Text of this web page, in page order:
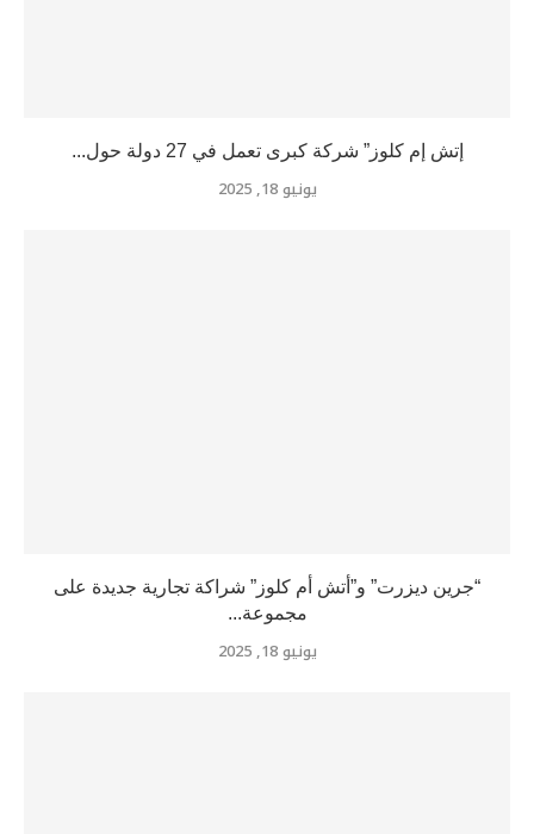
إتش إم كلوز” شركة كبرى تعمل في 27 دولة حول...
يونيو 18, 2025
“جرين ديزرت” و”أتش أم كلوز” شراكة تجارية جديدة على
مجموعة...
يونيو 18, 2025